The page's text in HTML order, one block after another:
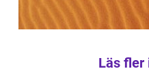
Läs fler